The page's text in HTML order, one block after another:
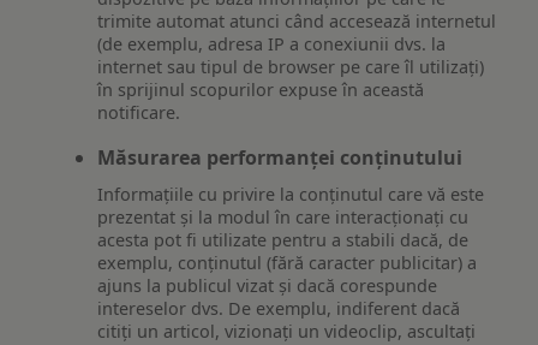
trimite automat atunci când accesează internetul
(de exemplu, adresa IP a conexiunii dvs. la
internet sau tipul de browser pe care îl utilizați)
în sprijinul scopurilor expuse în această
notificare.
Măsurarea performanței conținutului
Informațiile cu privire la conținutul care vă este
prezentat și la modul în care interacționați cu
acesta pot fi utilizate pentru a stabili dacă, de
exemplu, conținutul (fără caracter publicitar) a
ajuns la publicul vizat și dacă corespunde
intereselor dvs. De exemplu, indiferent dacă
citiți un articol, vizionați un videoclip, ascultați